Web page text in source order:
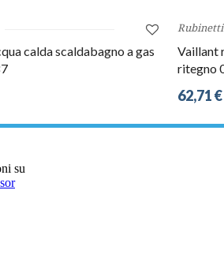
calda scaldabagno a gas
Rubinetti
Vaillant
ritegno
62,71 €